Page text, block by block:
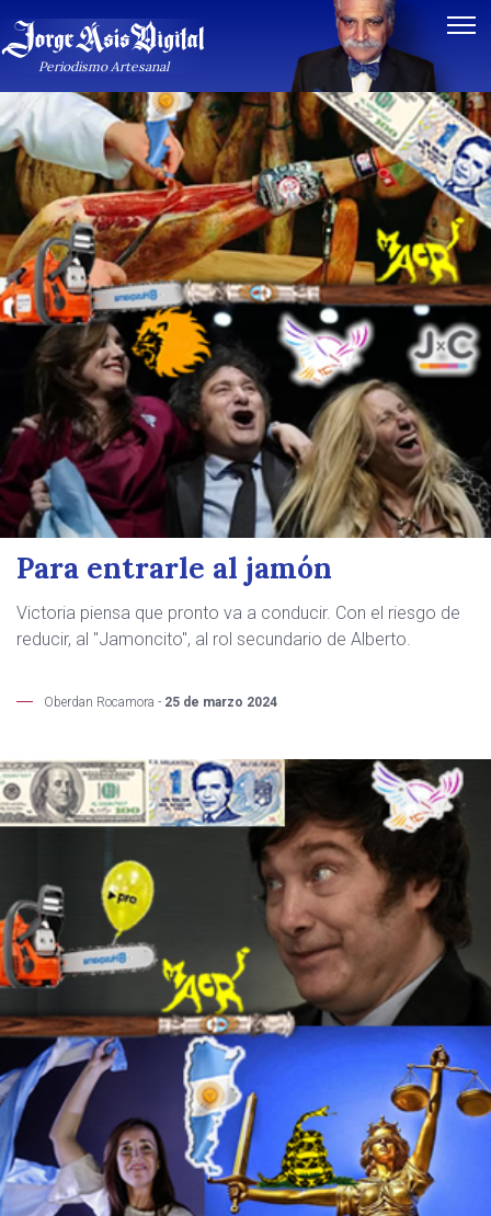
Periodismo Artesanal
Para entrarle al jamón
Victoria piensa que pronto va a conducir. Con el riesgo de
reducir, al "Jamoncito", al rol secundario de Alberto.
Oberdan Rocamora - 25 de marzo 2024